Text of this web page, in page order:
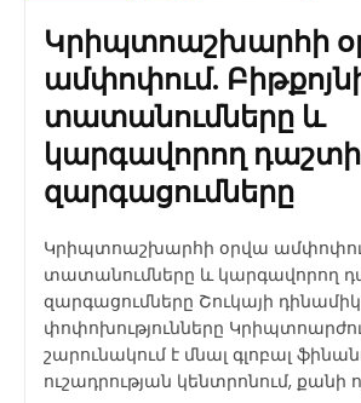
Կրիպտոաշխարհի
ամփոփում.
տատանումները և
կարգավորող
զարգացումները
Կրիպտոաշխարհի օրվա
տատանումները և կարգավորող
զարգացումները Շուկայի դինամիկան և գնային
փոփոխությունները Կրիպտոարժույթների շուկան
շարունակում է մնալ գլոբալ
ուշադրության կենտրոնում, քանի